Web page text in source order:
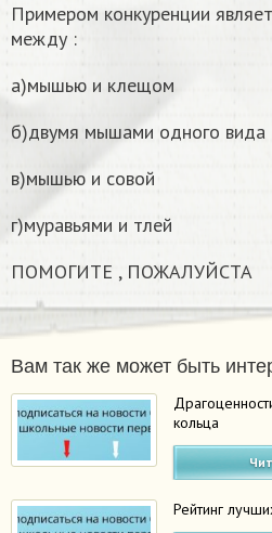
Примером конкуренции
между :
а)мышью и клещом
б)двумя мышами одного вида
в)мышью и совой
г)муравьями и тлей
ПОМОГИТЕ , ПОЖАЛУЙСТА
Вам так же может быть
кольца
Рейтинг